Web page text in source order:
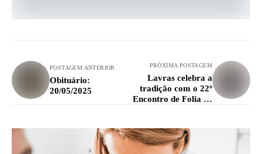
POSTAGEM ANTERIOR
Obituário:
20/05/2025
PRÓXIMA POSTAGEM
Lavras celebra a
tradição com o 22º
Encontro de Folia de